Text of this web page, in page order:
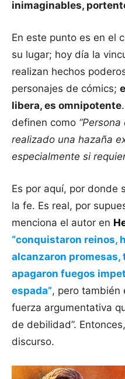
inimaginables,
En este punto es en el
su lugar; hoy día la
realizan hechos
personajes de cómics;
libera, es omnipotente
definen como
realizado una hazaña
especialmente si
Es por aquí, por donde
la fe. Es real, por
menciona el autor en
“conquistaron reinos,
alcanzaron promesas,
apagaron fuegos
espada”, pero también
fuerza argumentativa
de debilidad”.
discurso.